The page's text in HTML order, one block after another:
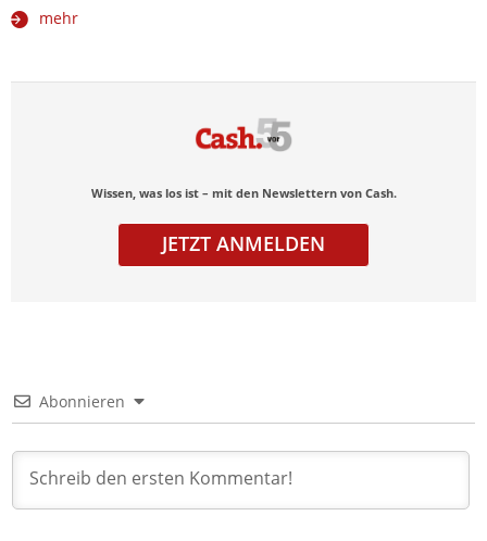
mehr
Wissen, was los ist – mit den Newslettern von Cash.
JETZT ANMELDEN
Abonnieren